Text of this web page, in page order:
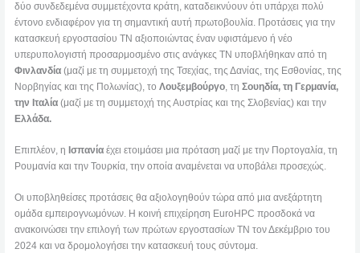
δύο συνδεδεμένα συμμετέχοντα κράτη, καταδεικνύουν ότι υπάρχει πολύ
έντονο ενδιαφέρον για τη σημαντική αυτή πρωτοβουλία. Προτάσεις για την
κατασκευή εργοστασίου ΤΝ αξιοποιώντας έναν υφιστάμενο ή νέο
υπερυπολογιστή προσαρμοσμένο στις ανάγκες ΤΝ υποβλήθηκαν από τη
Φινλανδία(μαζί με τη συμμετοχή της Τσεχίας, της Δανίας, της Εσθονίας, της
Νορβηγίας και της Πολωνίας), τοΛουξεμβούργο, τηΣουηδία, τη Γερμανία,
την Ιταλία (μαζί με τη συμμετοχή της Αυστρίας και της Σλοβενίας) και την
Ελλάδα.
Επιπλέον, η Ισπανία έχει ετοιμάσει μια πρόταση μαζί με την Πορτογαλία, τη
Ρουμανία και την Τουρκία, την οποία αναμένεται να υποβάλει προσεχώς.
Οι υποβληθείσες προτάσεις θα αξιολογηθούν τώρα από μια ανεξάρτητη
ομάδα εμπειρογνωμόνων. Η κοινή επιχείρηση EuroHPC προσδοκά να
ανακοινώσει την επιλογή των πρώτων εργοστασίων ΤΝ τον Δεκέμβριο του
2024 και να δρομολογήσει την κατασκευή τους σύντομα.